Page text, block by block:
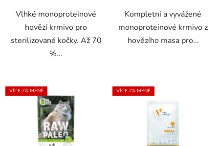
Vlhké monoproteinové
hovězí krmivo pro
sterilizované kočky. Až 70
%...
Kompletní a vyvážené
monoproteinové krmivo z
hovězího masa pro...
VÍCE ZA MÉNĚ VÍCE ZA MÉNĚ